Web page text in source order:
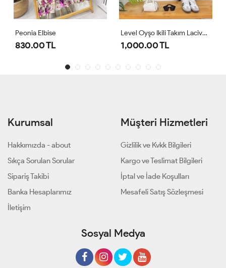
1,000.00 TL
Zeren Elbise Pudra
800.00 TL
Kurumsal
Hakkımızda - about
Sıkça Sorulan Sorular
Sipariş Takibi
Banka Hesaplarımız
İletişim
Müşteri Hizmetleri
Gizlilik ve Kvkk Bilgileri
Kargo ve Teslimat Bilgileri
İptal ve İade Koşulları
Mesafeli Satış Sözleşmesi
Sosyal Medya